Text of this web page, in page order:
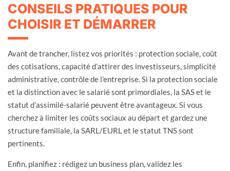
CONSEILS PRATIQUES POUR
CHOISIR ET DÉMARRER
Avant de trancher, listez vos priorités : protection sociale, coût
des cotisations, capacité d’attirer des investisseurs, simplicité
administrative, contrôle de l’entreprise. Si la protection sociale
et la distinction avec le salarié sont primordiales, la SAS et le
statut d’assimilé-salarié peuvent être avantageux. Si vous
cherchez à limiter les coûts sociaux au départ et gardez une
structure familiale, la SARL/EURL et le statut TNS sont
pertinents.
Enfin, planifiez : rédigez un business plan, validez les